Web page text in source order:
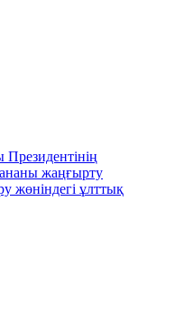
Президентінің
жаңғырту
жөніндегі ұлттық